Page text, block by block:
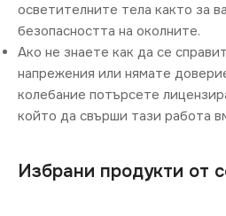
осветителните тела както за
безопасността на околните.
Ако не знаете как да се
напрежения или нямате
колебание потърсете
който да свърши тази работа
Избрани продукти от